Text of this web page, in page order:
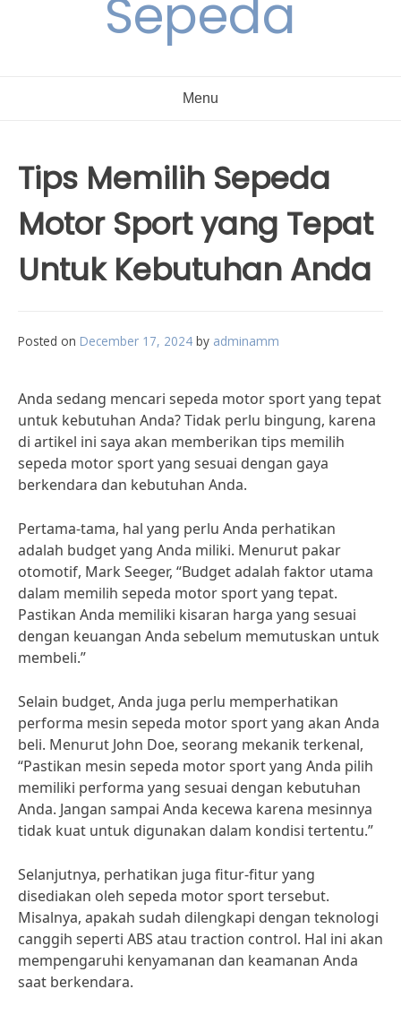
Sepeda
Menu
Tips Memilih Sepeda
Motor Sport yang Tepat
Untuk Kebutuhan Anda
Posted on December 17, 2024 by adminamm
Anda sedang mencari sepeda motor sport yang tepat
untuk kebutuhan Anda? Tidak perlu bingung, karena
di artikel ini saya akan memberikan tips memilih
sepeda motor sport yang sesuai dengan gaya
berkendara dan kebutuhan Anda.
Pertama-tama, hal yang perlu Anda perhatikan
adalah budget yang Anda miliki. Menurut pakar
otomotif, Mark Seeger, “Budget adalah faktor utama
dalam memilih sepeda motor sport yang tepat.
Pastikan Anda memiliki kisaran harga yang sesuai
dengan keuangan Anda sebelum memutuskan untuk
membeli.”
Selain budget, Anda juga perlu memperhatikan
performa mesin sepeda motor sport yang akan Anda
beli. Menurut John Doe, seorang mekanik terkenal,
“Pastikan mesin sepeda motor sport yang Anda pilih
memiliki performa yang sesuai dengan kebutuhan
Anda. Jangan sampai Anda kecewa karena mesinnya
tidak kuat untuk digunakan dalam kondisi tertentu.”
Selanjutnya, perhatikan juga fitur-fitur yang
disediakan oleh sepeda motor sport tersebut.
Misalnya, apakah sudah dilengkapi dengan teknologi
canggih seperti ABS atau traction control. Hal ini akan
mempengaruhi kenyamanan dan keamanan Anda
saat berkendara.